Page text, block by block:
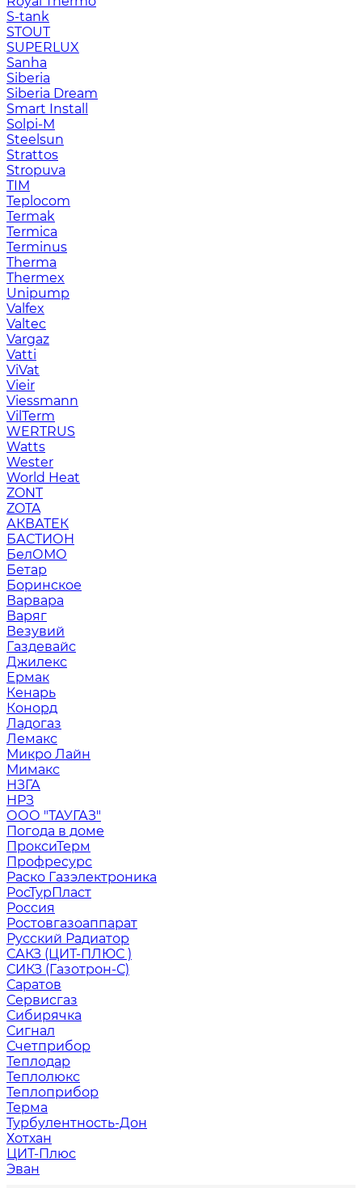
S-tank
STOUT
SUPERLUX
Sanha
Siberia
Siberia Dream
Smart Install
Solpi-M
Steelsun
Strattos
Stropuva
TIM
Teplocom
Termak
Termica
Terminus
Therma
Thermex
Unipump
Valfex
Valtec
Vargaz
Vatti
ViVat
Vieir
Viessmann
VilTerm
WERTRUS
Watts
Wester
World Heat
ZONT
ZOTA
АКВАТЕК
БАСТИОН
БелОМО
Бетар
Боринское
Варвара
Варяг
Везувий
Газдевайс
Джилекс
Ермак
Кенарь
Конорд
Ладогаз
Лемакс
Микро Лайн
Мимакс
НЗГА
НРЗ
ООО "ТАУГАЗ"
Погода в доме
ПроксиТерм
Профресурс
Раско Газэлектроника
РосТурПласт
Россия
Ростовгазоаппарат
Русский Радиатор
САКЗ (ЦИТ-ПЛЮС )
СИКЗ (Газотрон-С)
Саратов
Сервисгаз
Сибирячка
Сигнал
Счетприбор
Теплодар
Теплолюкс
Теплоприбор
Терма
Турбулентность-Дон
Хотхан
ЦИТ-Плюс
Эван